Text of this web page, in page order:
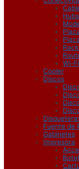
Wi-
Cooler
Discos
Fuente de
Gabinetes
Impresora